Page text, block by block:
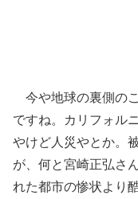
今や地球の裏側の
ですね。カリフォル
やけど人災やとか。
が、何と宮崎正弘さ
れた都市の惨状より